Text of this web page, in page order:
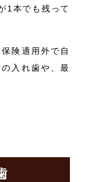
1本でも残って
険適用外で自
入れ歯や、最